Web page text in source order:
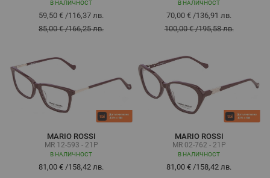
В НАЛИЧНОСТ
59,50 € /116,37 лв.
85,00 €/166,25 лв.
В НАЛИЧНОСТ
70,00 € /136,91 лв.
100,00 €/195,58 лв.
MARIO ROSSI
MR 12-593 - 21P
В НАЛИЧНОСТ
81,00 € /158,42 лв.
MARIO ROSSI
MR 02-762 - 21P
В НАЛИЧНОСТ
81,00 € /158,42 лв.